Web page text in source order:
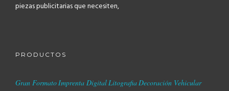
piezas publicitarias que necesiten,
PRODUCTOS
Gran FormatoImprenta DigitalLitografiaDecoración Vehicular